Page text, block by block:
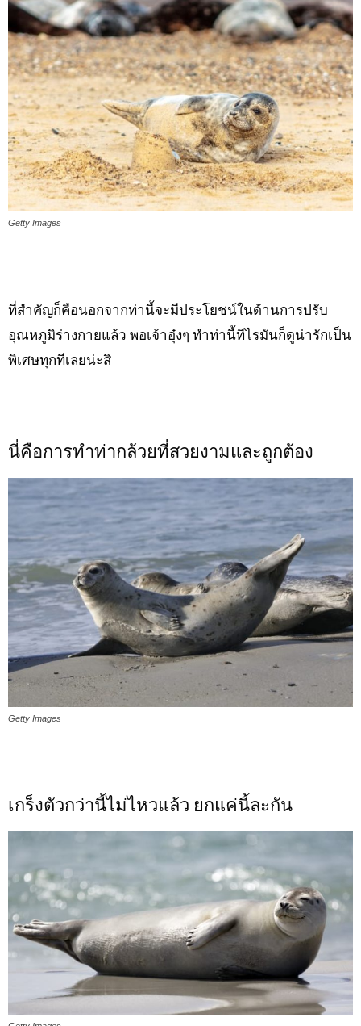
Getty Images
ที่สำคัญก็คือนอกจากท่านี้จะมีประโยชน์ในด้านการปรับ
อุณหภูมิร่างกายแล้ว พอเจ้าอุ๋งๆ ทำท่านี้ทีไรมันก็ดูน่ารักเป็น
พิเศษทุกทีเลยน่ะสิ
นี่คือการทำท่ากล้วยที่สวยงามและถูกต้อง
Getty Images
เกร็งตัวกว่านี้ไม่ไหวแล้ว ยกแค่นี้ละกัน